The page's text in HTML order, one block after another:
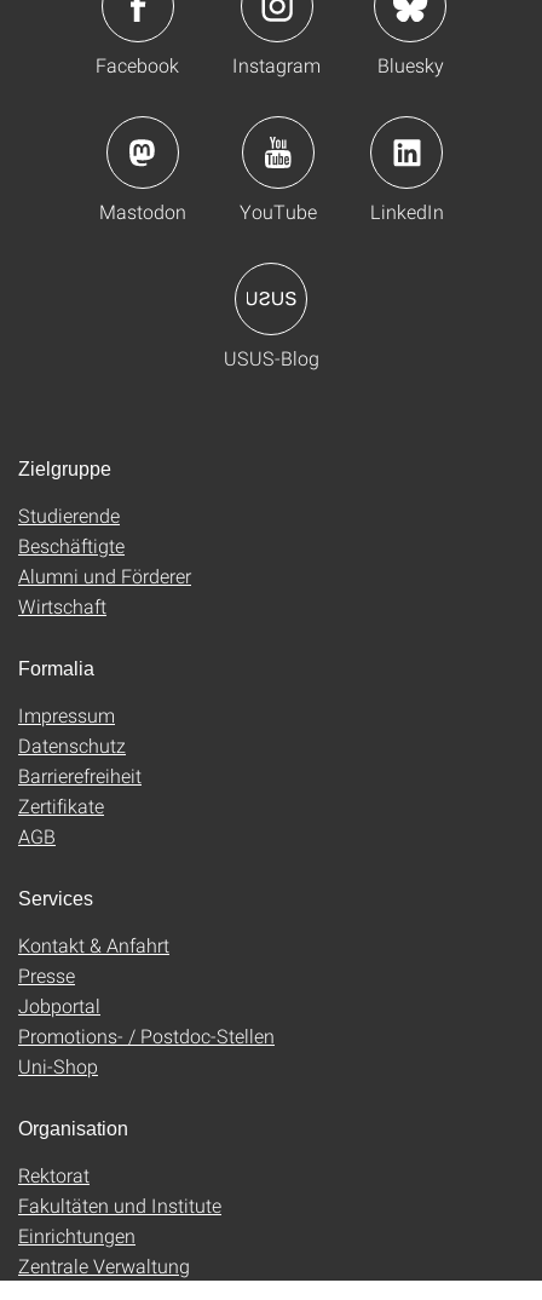
Facebook Instagram Bluesky
Mastodon YouTube LinkedIn
USUS-Blog
Zielgruppe
Studierende
Beschäftigte
Alumni und Förderer
Wirtschaft
Formalia
Impressum
Datenschutz
Barrierefreiheit
Zertifikate
AGB
Services
Kontakt & Anfahrt
Presse
Jobportal
Promotions- / Postdoc-Stellen
Uni-Shop
Organisation
Rektorat
Fakultäten und Institute
Einrichtungen
Zentrale Verwaltung